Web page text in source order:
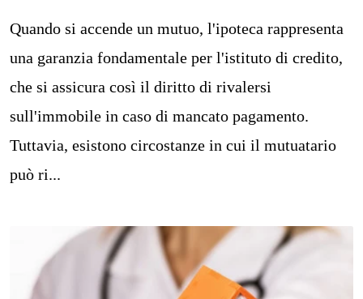
Quando si accende un mutuo, l'ipoteca rappresenta
una garanzia fondamentale per l'istituto di credito,
che si assicura così il diritto di rivalersi
sull'immobile in caso di mancato pagamento.
Tuttavia, esistono circostanze in cui il mutuatario
può ri...